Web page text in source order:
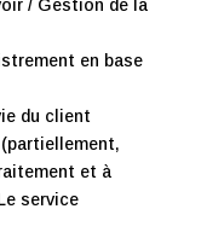
/ Gestion de la
en base
du client
et à
service